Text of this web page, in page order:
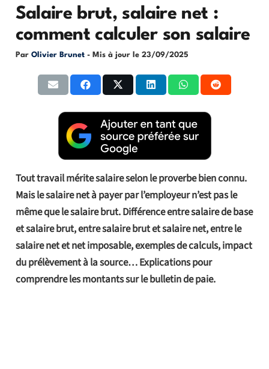
Salaire brut, salaire net :
comment calculer son salaire
Par Olivier Brunet - Mis à jour le 23/09/2025
Tout travail mérite salaire selon le proverbe bien connu.
Mais le salaire net à payer par l’employeur n’est pas le
même que le salaire brut. Différence entre salaire de base
et salaire brut, entre salaire brut et salaire net, entre le
salaire net et net imposable, exemples de calculs, impact
du prélèvement à la source… Explications pour
comprendre les montants sur le bulletin de paie.